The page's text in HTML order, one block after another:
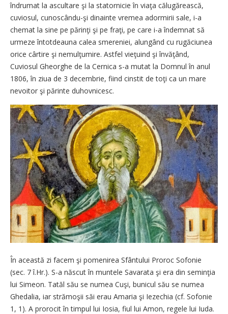
îndrumat la ascultare şi la statornicie în viaţa călugărească,
cuviosul, cunoscându-şi dinainte vremea adormirii sale, i-a
chemat la sine pe părinţi şi pe fraţi, pe care i-a îndemnat să
urmeze întotdeauna calea smereniei, alungând cu rugăciunea
orice cârtire şi nemulţumire. Astfel vieţuind şi învăţând,
Cuviosul Gheorghe de la Cernica s-a mutat la Domnul în anul
1806, în ziua de 3 decembrie, fiind cinstit de toţi ca un mare
nevoitor şi părinte duhovnicesc.
În această zi facem şi pomenirea Sfântului Proroc Sofonie
(sec. 7 î.Hr.). S-a născut în muntele Savarata şi era din seminţia
lui Simeon. Tatăl său se numea Cuşi, bunicul său se numea
Ghedalia, iar strămoşii săi erau Amaria şi Iezechia (cf. Sofonie
1, 1). A prorocit în timpul lui Iosia, fiul lui Amon, regele lui Iuda.